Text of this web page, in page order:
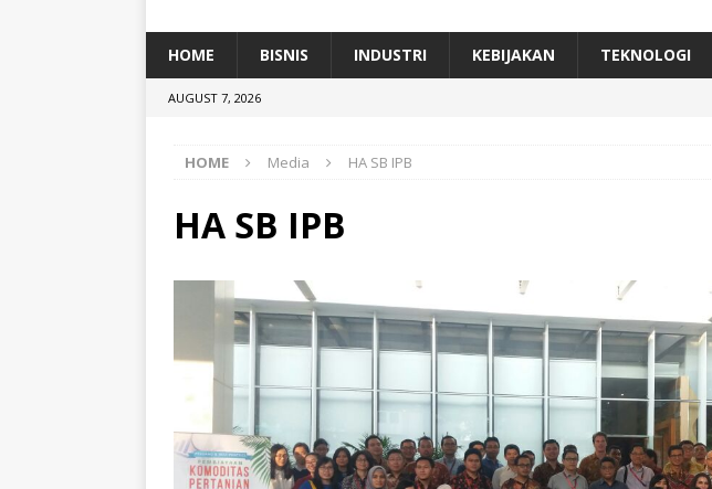
[ July 11, 2026 ] Dari Limbah ke Pakan Lele, Ini Inovasi Mikroalga Prof Astri
HOME BISNIS INDUSTRI KEBIJAKAN TEKNOLOGI
AUGUST 7, 2026
HOME Media HA SB IPB
HA SB IPB